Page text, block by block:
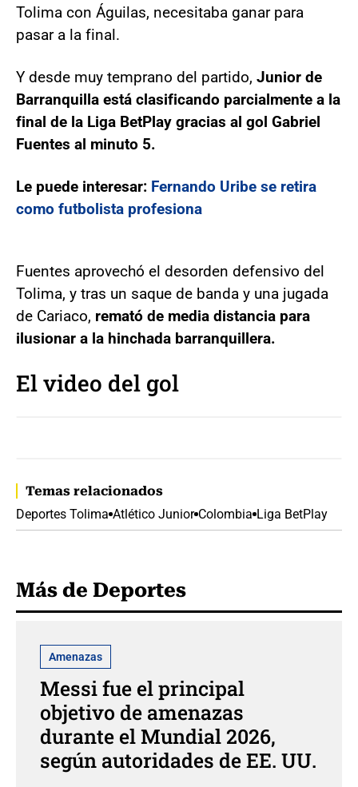
Tolima con Águilas, necesitaba ganar para
pasar a la final.
Y desde muy temprano del partido, Junior de
Barranquilla está clasificando parcialmente a la
final de la Liga BetPlay gracias al gol Gabriel
Fuentes al minuto 5.
Le puede interesar: Fernando Uribe se retira
como futbolista profesiona
Fuentes aprovechó el desorden defensivo del
Tolima, y tras un saque de banda y una jugada
de Cariaco, remató de media distancia para
ilusionar a la hinchada barranquillera.
El video del gol
Temas relacionados
Deportes Tolima Atlético Junior Colombia Liga BetPlay
Más de Deportes
Amenazas
Messi fue el principal
objetivo de amenazas
durante el Mundial 2026,
según autoridades de EE. UU.